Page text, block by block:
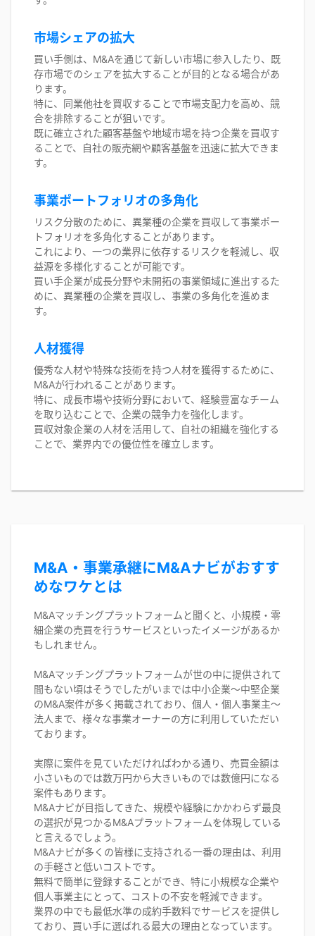
市場シェアの拡大
買い手側は、M&Aを通じて新しい市場に参入したり、既
存市場でのシェアを拡大することが目的となる場合があ
ります。
特に、同業他社を買収することで市場支配力を高め、競
合を排除することが狙いです。
既に確立された顧客基盤や地域市場を持つ企業を買収す
ることで、自社の販売網や顧客基盤を迅速に拡大できま
す。
事業ポートフォリオの多角化
リスク分散のために、異業種の企業を買収して事業ポー
トフォリオを多角化することがあります。
これにより、一つの業界に依存するリスクを軽減し、収
益源を多様化することが可能です。
買い手企業が成長分野や未開拓の事業領域に進出するた
めに、異業種の企業を買収し、事業の多角化を進めま
す。
人材獲得
優秀な人材や特殊な技術を持つ人材を獲得するために、
M&Aが行われることがあります。
特に、成長市場や技術分野において、経験豊富なチーム
を取り込むことで、企業の競争力を強化します。
買収対象企業の人材を活用して、自社の組織を強化する
ことで、業界内での優位性を確立します。
M&A・事業承継にM&Aナビがおすす
めなワケとは
M&Aマッチングプラットフォームと聞くと、小規模・零
細企業の売買を行うサービスといったイメージがあるか
もしれません。
M&Aマッチングプラットフォームが世の中に提供されて
間もない頃はそうでしたがいまでは中小企業〜中堅企業
のM&A案件が多く掲載されており、個人・個人事業主〜
法人まで、様々な事業オーナーの方に利用していただい
ております。
実際に案件を見ていただければわかる通り、売買金額は
小さいものでは数万円から大きいものでは数億円になる
案件もあります。
M&Aナビが目指してきた、規模や経験にかかわらず最良
の選択が見つかるM&Aプラットフォームを体現している
と言えるでしょう。
M&Aナビが多くの皆様に支持される一番の理由は、利用
の手軽さと低いコストです。
無料で簡単に登録することができ、特に小規模な企業や
個人事業主にとって、コストの不安を軽減できます。
業界の中でも最低水準の成約手数料でサービスを提供し
ており、買い手に選ばれる最大の理由となっています。